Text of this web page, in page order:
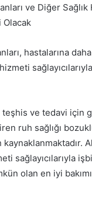
ve Diğer Sağlık
Olacak
hastalarına
teşhis ve tedavi için
ruh sağlığı
kaynaklanmaktadır.
sağlayıcılarıyla
olan en iyi bakımı